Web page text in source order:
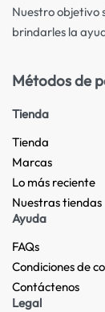
Nuestro objetivo
brindarles la
Métodos de
Tienda
Tienda
Marcas
Lo más reciente​
Nuestras tiendas​
Ayuda
FAQs
Condiciones de
Contáctenos
Legal